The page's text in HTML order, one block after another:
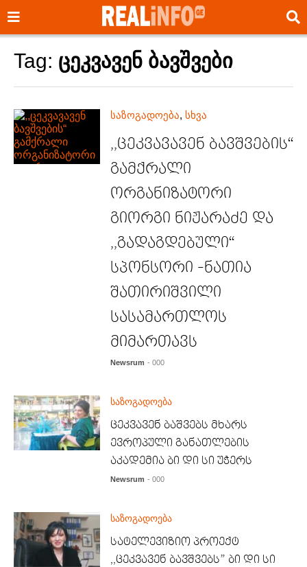
Tag: ცეკვავენ ბავშვები
საზოგადოება, სხვა
,,ცეკვავავენ ბავშვების“
გამქრალი
ორგანიზატორი
გიორგი ნიჟარაძე და
,,გადაგდებული“
სპონსორი -ნათია
შათირიშვილი
სასამართლოს
მიმართავს
Newsrum - 000
საზოგადოება
ცეკვავენ ბაშვებს მხარს
ევროპული განათლების
აკადემია ბი დი სი უჭერს
Newsrum - 000
საზოგადოება
სატელევიზიო პროექტ
,,ცეკვავენ ბავშვებს” ბი დი სი